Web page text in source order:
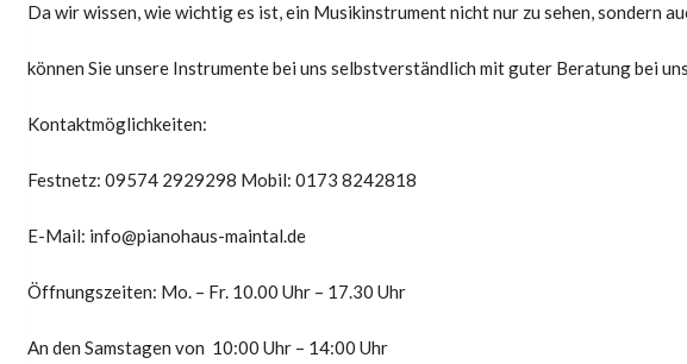
Da wir wissen, wie wichtig es ist, ein Musikinstrument nicht nur zu sehen, sondern
können Sie unsere Instrumente bei uns selbstverständlich mit guter Beratung bei
Kontaktmöglichkeiten:
Festnetz: 09574 2929298 Mobil: 0173 8242818
E-Mail: info@pianohaus-maintal.de
Öffnungszeiten: Mo. – Fr. 10.00 Uhr – 17.30 Uhr
An den Samstagen von 10:00 Uhr – 14:00 Uhr